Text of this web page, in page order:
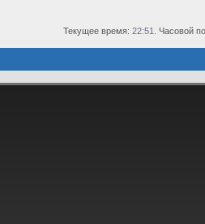
Текущее время: 22:51 . Часовой